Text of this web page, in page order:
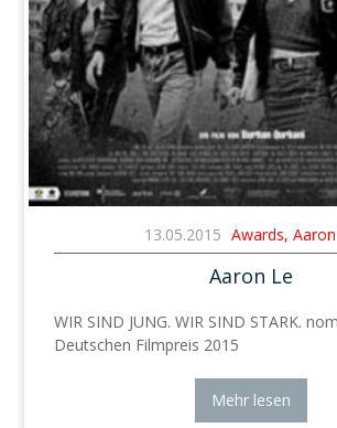
13.05.2015 Awards,
Aaron Le
WIR SIND JUNG. WIR SIND STARK.
Deutschen Filmpreis 2015
Mehr lesen